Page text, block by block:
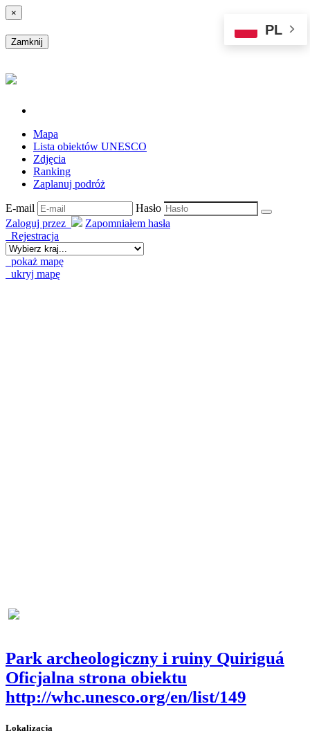
×
Zamknij
Mapa
Lista obiektów UNESCO
Zdjęcia
Ranking
Zaplanuj podróż
E-mail
Hasło
Zaloguj przez
Zapomniałem hasła
Rejestracja
pokaż mapę
ukryj mapę
Park archeologiczny i ruiny Quiriguá
Oficjalna strona obiektu
http://whc.unesco.org/en/list/149
Lokalizacja
PL